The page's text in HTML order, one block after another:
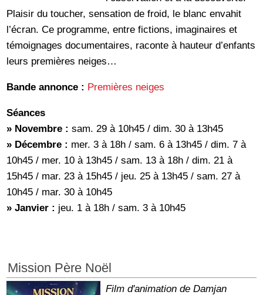
Plaisir du toucher, sensation de froid, le blanc envahit
l’écran. Ce programme, entre fictions, imaginaires et
témoignages documentaires, raconte à hauteur d’enfants
leurs premières neiges…
Bande annonce : Premières neiges
Séances
» Novembre :sam. 29 à 10h45 / dim. 30 à 13h45
» Décembre : mer. 3 à 18h / sam. 6 à 13h45 / dim. 7 à
10h45 / mer. 10 à 13h45 / sam. 13 à 18h / dim. 21 à
15h45 / mar. 23 à 15h45 / jeu. 25 à 13h45 / sam. 27 à
10h45 / mar. 30 à 10h45
» Janvier : jeu. 1 à 18h / sam. 3 à 10h45
Mission Père Noël
Film d'animation de Damjan